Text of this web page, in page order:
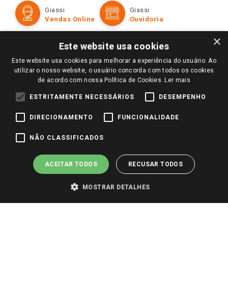
Televendas
Amigo Giassi
Trabalhe Conosco
Identidade Visual
Formas de Pagamento
Políticas de entrega
Trocas e Devoluções
Giassi
Vendas Online
Giassi
Ouvidoria
Redes Sociais
Pagamento e Segurança
×
Este website usa cookies
Este website usa cookies para melhorar a experiência do usuário. Ao
utilizar o nosso website, o usuário concorda com todos os cookies
de acordo com nossa Política de Cookies. Ler mais
ESTRITAMENTE NECESSÁRIOS DESEMPENHO
DIRECIONAMENTO FUNCIONALIDADE
NÃO CLASSIFICADOS
ACEITAR TODOS RECUSAR TODOS
MOSTRAR DETALHES